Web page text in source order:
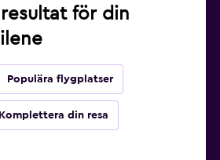
för din
Populära flygplatser
Komplettera din resa